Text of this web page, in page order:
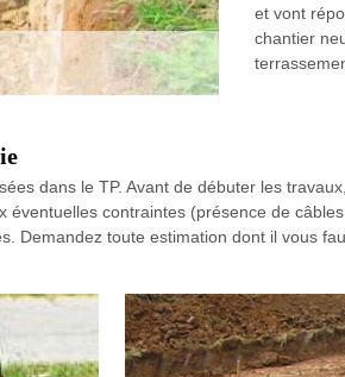
et vont
chantier
dans le TP. Avant de débuter les
contraintes (présence de
Demandez toute estimation dont il vous